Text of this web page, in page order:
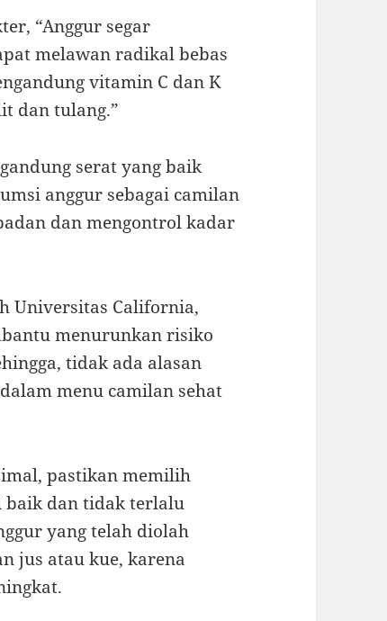
“Anggur segar
melawan radikal bebas
vitamin C dan K
dan tulang.”
serat yang baik
anggur sebagai camilan
dan mengontrol kadar
Universitas California,
menurunkan risiko
tidak ada alasan
menu camilan sehat
pastikan memilih
baik dan tidak terlalu
yang telah diolah
jus atau kue, karena